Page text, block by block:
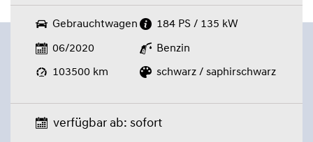
Gebrauchtwagen 184 PS / 135 kW
06/2020 Benzin
103500 km schwarz / saphirschwarz
verfügbar ab: sofort